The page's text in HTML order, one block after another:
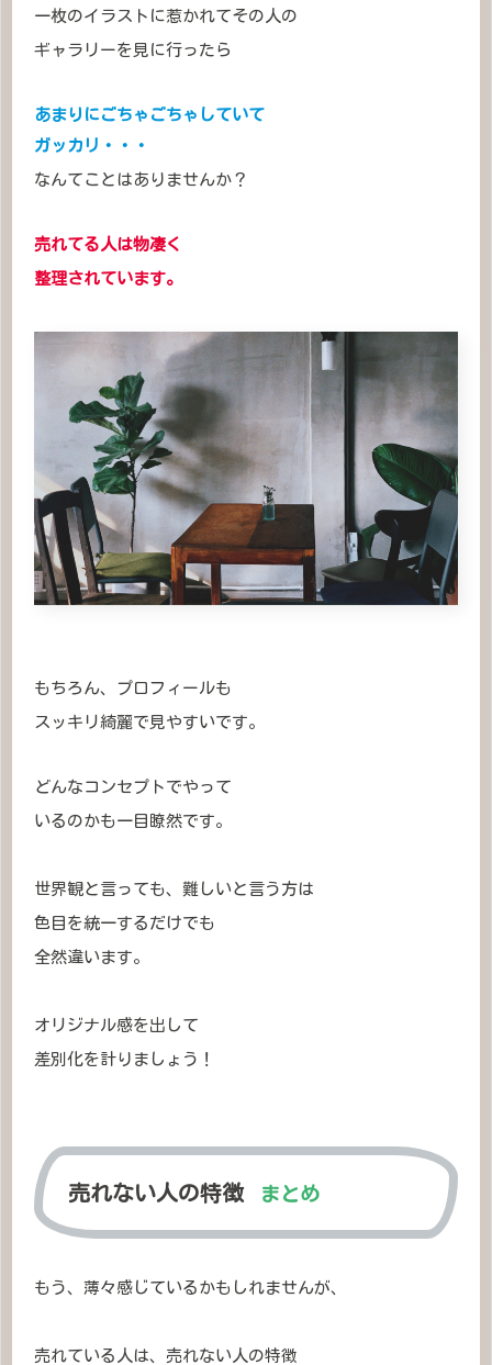
一枚のイラストに惹かれてその人の
ギャラリーを見に行ったら
あまりにごちゃごちゃしていて
ガッカリ ・・・
なんてことはありませんか？
売れてる人は物凄く
整理されています。
もちろん、プロフィールも
スッキリ綺麗で見やすいです。
どんなコンセプトでやって
いるのかも一目瞭然です。
世界観と言っても、難しいと言う方は
色目を統一するだけでも
全然違います。
オリジナル感を出して
差別化を計りましょう！
売れない人の特徴 まとめ
もう、薄々感じているかもしれませんが、
売れている人は、売れない人の特徴